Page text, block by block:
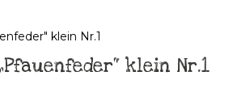
klein Nr.1